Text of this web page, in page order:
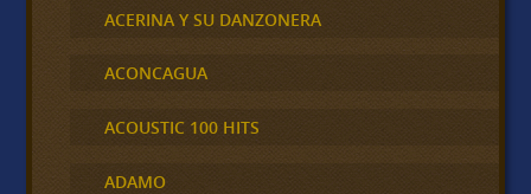
ACERINA Y SU DANZONERA
ACONCAGUA
ACOUSTIC 100 HITS
ADAMO